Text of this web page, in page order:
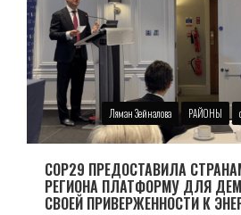
Ляман Зейналова РАЙОНЫ
COP29 ПРЕДОСТАВИЛА
РЕГИОНА ПЛАТФОРМУ ДЛЯ
СВОЕЙ ПРИВЕРЖЕННОСТИ К